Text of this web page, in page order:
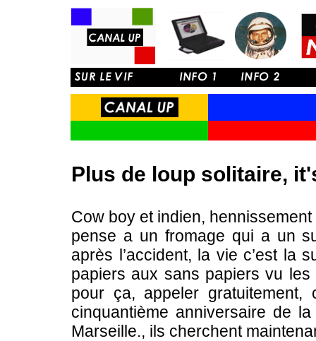
Plus de loup solitaire,
Cow boy et indien,
pense a un fromage qui a un
après l’accident, la vie c’est la
papiers aux sans papiers vu
pour ça, appeler gratuitement,
cinquantième anniversaire de
Marseille., ils cherchent